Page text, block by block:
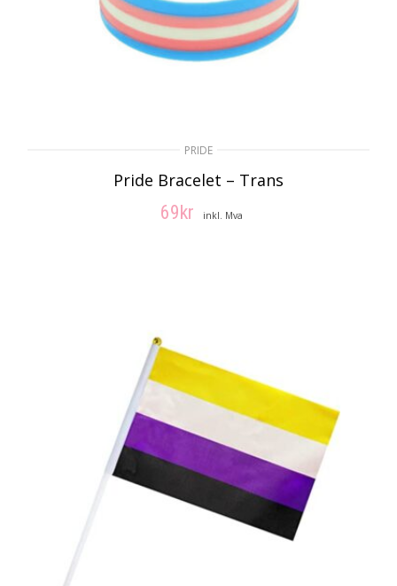
PRIDE
Pride Bracelet – Trans
69kr inkl. Mva